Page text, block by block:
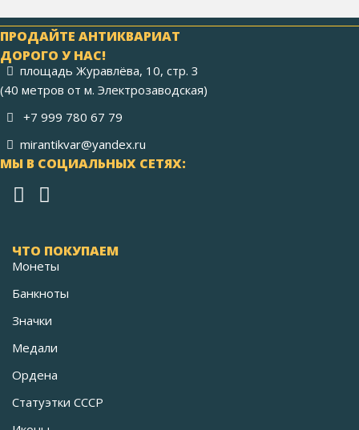
ПРОДАЙТЕ АНТИКВАРИАТ
ДОРОГО У НАС!
площадь Журавлёва, 10, стр. 3
(40 метров от м. Электрозаводская)
+7 999 780 67 79
mirantikvar@yandex.ru
МЫ В СОЦИАЛЬНЫХ СЕТЯХ:
ЧТО ПОКУПАЕМ
Монеты
Банкноты
Значки
Медали
Ордена
Статуэтки СССР